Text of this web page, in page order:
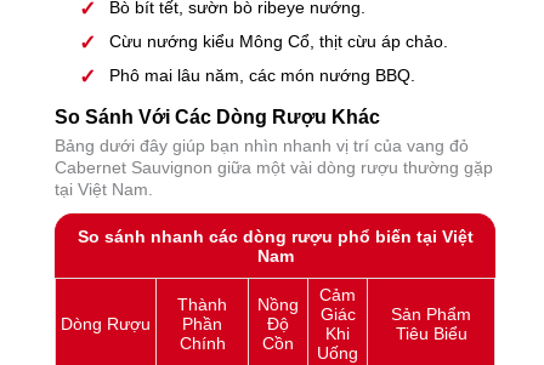
Bò bít tết, sườn bò ribeye nướng.
Cừu nướng kiểu Mông Cổ, thịt cừu áp chảo.
Phô mai lâu năm, các món nướng BBQ.
So Sánh Với Các Dòng Rượu Khác
Bảng dưới đây giúp bạn nhìn nhanh vị trí của vang đỏ
Cabernet Sauvignon giữa một vài dòng rượu thường gặp
tại Việt Nam.
So sánh nhanh các dòng rượu phổ biến tại Việt
Nam
Dòng Rượu
Thành
Phần
Chính
Nồng
Độ
Cồn
Cảm
Giác
Khi
Uống
Sản Phẩm
Tiêu Biểu